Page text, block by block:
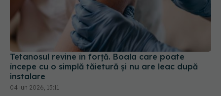
Tetanosul revine în forță. Boala care poate
începe cu o simplă tăietură și nu are leac după
instalare
04 iun 2026, 15:11